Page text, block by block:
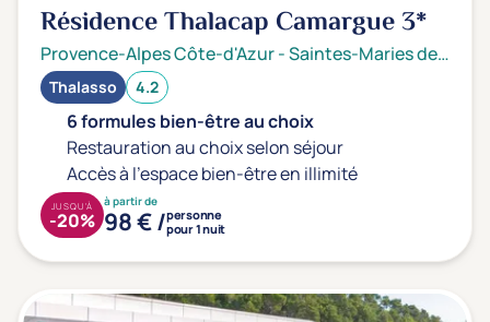
Résidence Thalacap Camargue3*
Provence-Alpes Côte-d'Azur-Saintes-Maries de la mer
Thalasso 4.2
6 formules bien-être au choix
Restauration au choix selon séjour
Accès à l'espace bien-être en illimité
à partir de
98 € /personne
pour 1 nuit
JUSQU'À
-20%